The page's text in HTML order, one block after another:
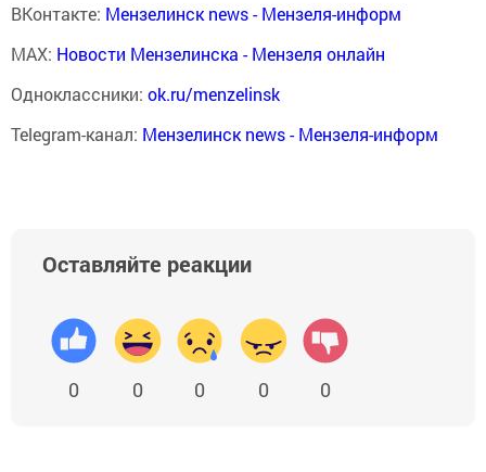
ВКонтакте: Мензелинск news - Мензеля-информ
MAX: Новости Мензелинска - Мензеля онлайн
Одноклассники: ok.ru/menzelinsk
Telegram-канал: Мензелинск news - Мензеля-информ
Оставляйте реакции
0 0 0 0 0